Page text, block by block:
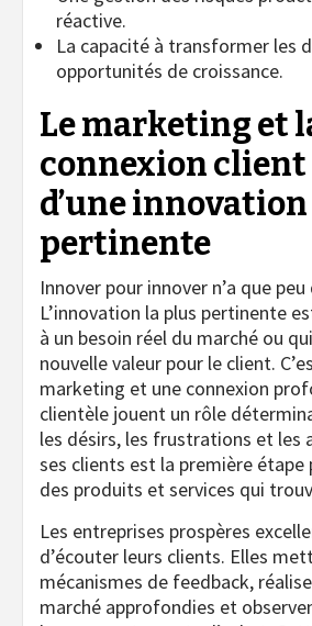
réactive.
La capacité à transformer les
opportunités de croissance.
Le marketing et
connexion client
d’une innovation
pertinente
Innover pour innover n’a que peu
L’innovation la plus pertinente
à un besoin réel du marché ou
nouvelle valeur pour le client.
marketing et une connexion
clientèle jouent un rôle
les désirs, les frustrations et les
ses clients est la première étape
des produits et services qui
Les entreprises prospères
d’écouter leurs clients. Elles
mécanismes de feedback,
marché approfondies et